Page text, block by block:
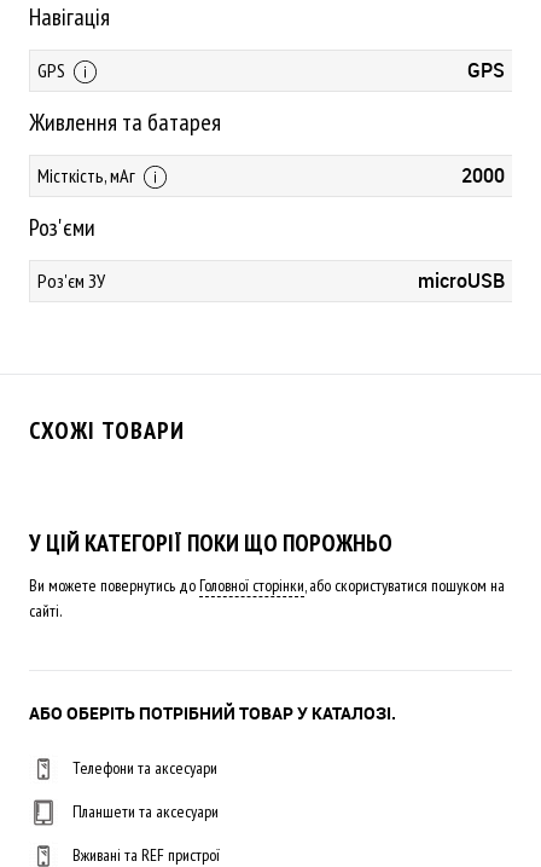
Навігація
GPS GPS
Живлення та батарея
Місткість, мАг 2000
Роз'єми
Роз'єм ЗУ microUSB
СХОЖІ ТОВАРИ
У ЦІЙ КАТЕГОРІЇ ПОКИ ЩО ПОРОЖНЬО
Ви можете повернутись доГоловної сторінки, або скористуватися пошуком на
сайті.
АБО ОБЕРІТЬ ПОТРІБНИЙ ТОВАР У КАТАЛОЗІ.
Телефони та аксесуари
Планшети та аксесуари
Вживані та REF пристрої